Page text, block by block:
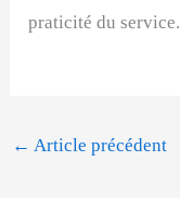
praticité du service.
← Article précédent